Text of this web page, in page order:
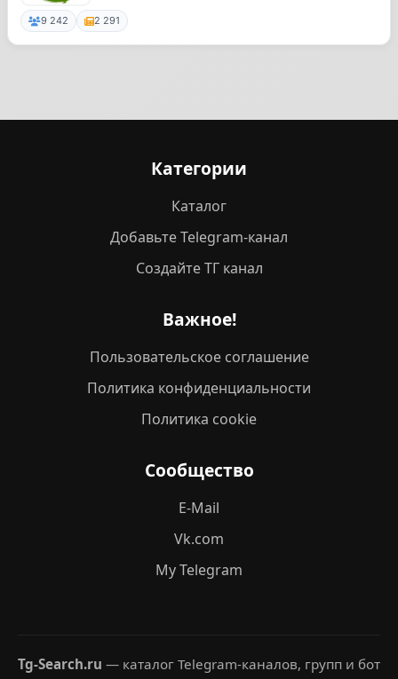
9 242 2 291
Категории
Каталог
Добавьте Telegram-канал
Создайте ТГ канал
Важное!
Пользовательское соглашение
Политика конфиденциальности
Политика cookie
Сообщество
E-Mail
Vk.com
My Telegram
Tg-Search.ru — каталог Telegram-каналов, групп и бот